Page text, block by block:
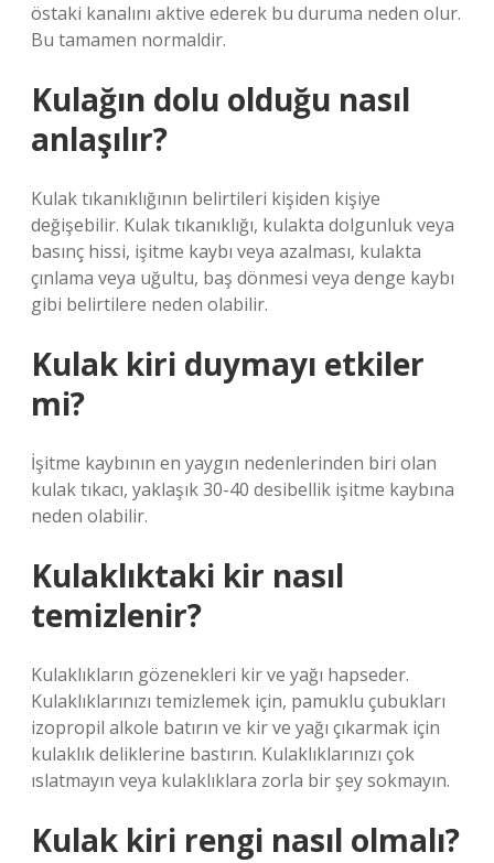
östaki kanalını aktive ederek bu duruma neden olur.
Bu tamamen normaldir.
Kulağın dolu olduğu nasıl
anlaşılır?
Kulak tıkanıklığının belirtileri kişiden kişiye
değişebilir. Kulak tıkanıklığı, kulakta dolgunluk veya
basınç hissi, işitme kaybı veya azalması, kulakta
çınlama veya uğultu, baş dönmesi veya denge kaybı
gibi belirtilere neden olabilir.
Kulak kiri duymayı etkiler
mi?
İşitme kaybının en yaygın nedenlerinden biri olan
kulak tıkacı, yaklaşık 30-40 desibellik işitme kaybına
neden olabilir.
Kulaklıktaki kir nasıl
temizlenir?
Kulaklıkların gözenekleri kir ve yağı hapseder.
Kulaklıklarınızı temizlemek için, pamuklu çubukları
izopropil alkole batırın ve kir ve yağı çıkarmak için
kulaklık deliklerine bastırın. Kulaklıklarınızı çok
ıslatmayın veya kulaklıklara zorla bir şey sokmayın.
Kulak kiri rengi nasıl olmalı?